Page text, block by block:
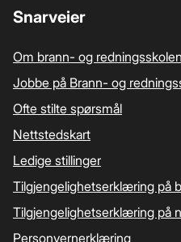
Snarveier
Om brann- og redningsskolen
Jobbe på Brann- og
Ofte stilte spørsmål
Nettstedskart
Ledige stillinger
Tilgjengelighetserklæring på
Tilgjengelighetserklæring på
Personvernerklæring